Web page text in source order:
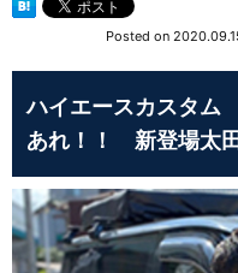
Posted on
ハイエースカスタム
あれ！！ 新登場太